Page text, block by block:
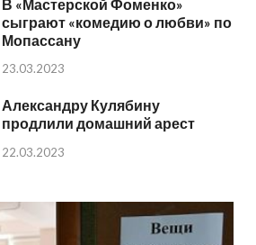
В «Мастерской Фоменко»
сыграют «комедию о любви» по
Мопассану
23.03.2023
Александру Кулябину
продлили домашний арест
22.03.2023